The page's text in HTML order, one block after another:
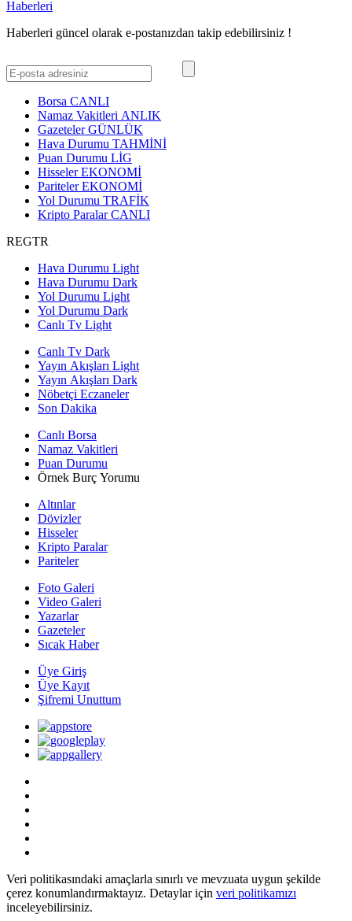
Haberleri güncel olarak e-postanızdan takip edebilirsiniz !
Borsa CANLI
Namaz Vakitleri ANLIK
GazetelerGÜNLÜK
Hava Durumu TAHMİNİ
Puan Durumu LİG
HisselerEKONOMİ
ParitelerEKONOMİ
Yol Durumu TRAFİK
Kripto ParalarCANLI
REGTR
Hava Durumu Light
Hava Durumu Dark
Yol Durumu Light
Yol Durumu Dark
Canlı Tv Light
Canlı Tv Dark
Yayın Akışları Light
Yayın Akışları Dark
Nöbetçi Eczaneler
Son Dakika
Canlı Borsa
Namaz Vakitleri
Puan Durumu
Örnek Burç Yorumu
Altınlar
Dövizler
Hisseler
Kripto Paralar
Pariteler
Foto Galeri
Video Galeri
Yazarlar
Gazeteler
Sıcak Haber
Üye Giriş
Üye Kayıt
Şifremi Unuttum
Veri politikasındaki amaçlarla sınırlı ve mevzuata uygun şekilde
çerez konumlandırmaktayız. Detaylar için veri politikamızı
inceleyebilirsiniz.